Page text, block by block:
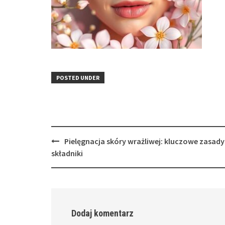
POSTED UNDER
Post
navigation
Pielęgnacja skóry wrażliwej: kluczowe
składniki
Dodaj komentarz